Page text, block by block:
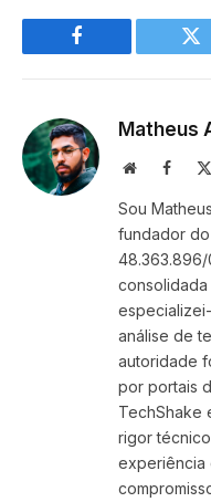
Facebook
Matheus
Website
Sou
fundador do
48.363.896/
consolidada
análise de
autoridade
por portais
TechShake
rigor
experiência